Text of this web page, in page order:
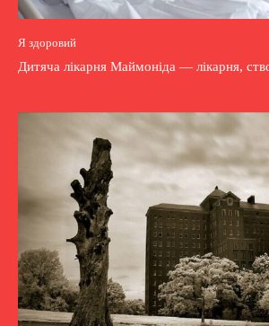
Я здоровий
Дитяча лікарня Маймоніда — лікарня,